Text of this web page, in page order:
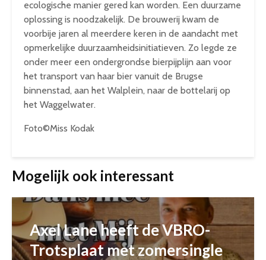
ecologische manier gered kan worden. Een duurzame
oplossing is noodzakelijk. De brouwerij kwam de
voorbije jaren al meerdere keren in de aandacht met
opmerkelijke duurzaamheidsinitiatieven. Zo legde ze
onder meer een ondergrondse bierpijplijn aan voor
het transport van haar bier vanuit de Brugse
binnenstad, aan het Walplein, naar de bottelarij op
het Waggelwater.
Foto©Miss Kodak
Mogelijk ook interessant
Axel Lane heeft de VBRO-
Trotsplaat met zomersingle